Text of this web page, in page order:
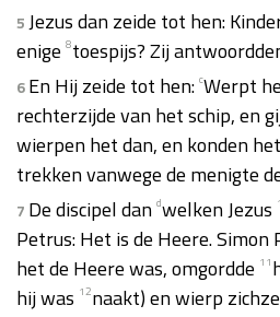
5Jezus dan zeide tot hen:
enige 8toespijs? Zij
6En Hij zeide tot hen: cWerpt
rechterzijde van het schip, en
wierpen het dan, en konden
trekken vanwege de menigte
7 De discipel dan dwelken Jezus
Petrus: Het is de Heere.
het de Heere was, omgordde 11
hij was 12naakt) en wierp